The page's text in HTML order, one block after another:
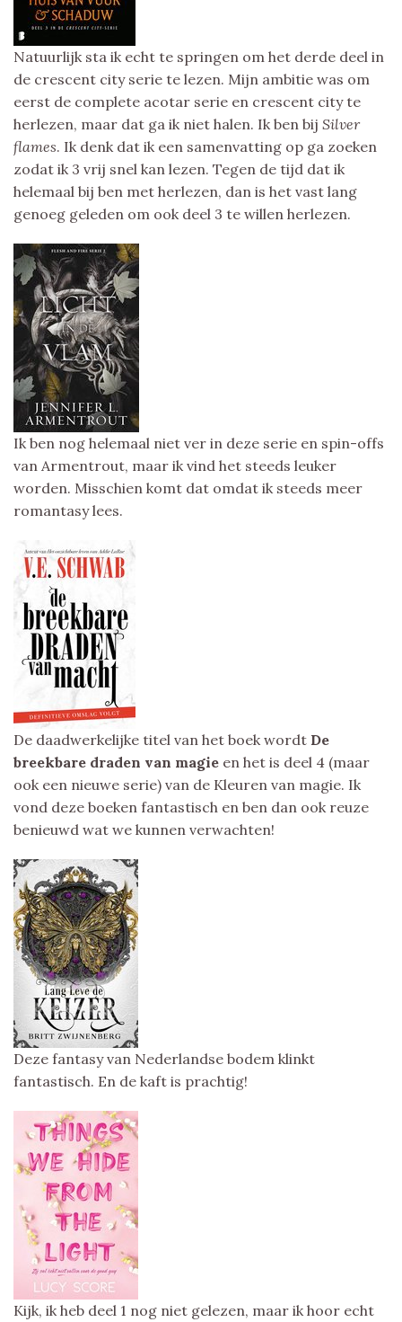
Natuurlijk sta ik echt te springen om het derde deel in
de crescent city serie te lezen. Mijn ambitie was om
eerst de complete acotar serie en crescent city te
herlezen, maar dat ga ik niet halen. Ik ben bij Silver
flames. Ik denk dat ik een samenvatting op ga zoeken
zodat ik 3 vrij snel kan lezen. Tegen de tijd dat ik
helemaal bij ben met herlezen, dan is het vast lang
genoeg geleden om ook deel 3 te willen herlezen.
Ik ben nog helemaal niet ver in deze serie en spin-offs
van Armentrout, maar ik vind het steeds leuker
worden. Misschien komt dat omdat ik steeds meer
romantasy lees.
De daadwerkelijke titel van het boek wordt De
breekbare draden van magie en het is deel 4 (maar
ook een nieuwe serie) van de Kleuren van magie. Ik
vond deze boeken fantastisch en ben dan ook reuze
benieuwd wat we kunnen verwachten!
Deze fantasy van Nederlandse bodem klinkt
fantastisch. En de kaft is prachtig!
Kijk, ik heb deel 1 nog niet gelezen, maar ik hoor echt